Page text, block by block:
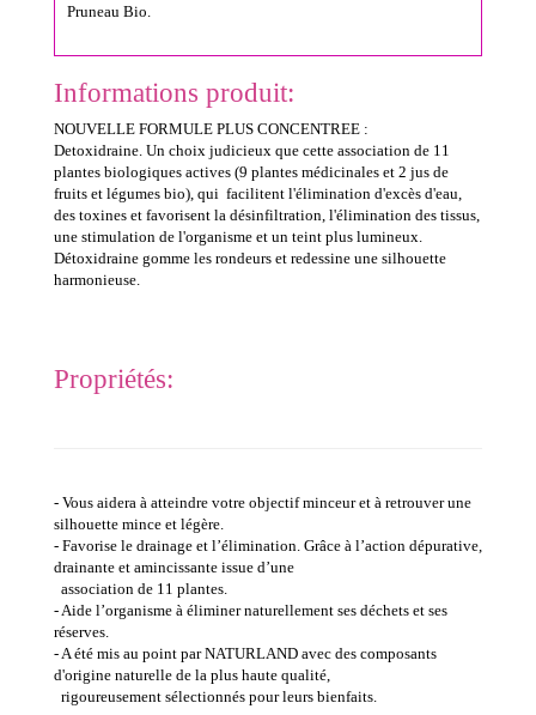
Pruneau Bio.
Informations produit:
NOUVELLE FORMULE PLUS CONCENTREE :
Detoxidraine. Un choix judicieux que cette association de 11
plantes biologiques actives (9 plantes médicinales et 2 jus de
fruits et légumes bio), qui facilitent l'élimination d'excès d'eau,
des toxines et favorisent la désinfiltration, l'élimination des tissus,
une stimulation de l'organisme et un teint plus lumineux.
Détoxidraine gomme les rondeurs et redessine une silhouette
harmonieuse.
Propriétés:
- Vous aidera à atteindre votre objectif minceur et à retrouver une
silhouette mince et légère.
- Favorise le drainage et l’élimination. Grâce à l’action dépurative,
drainante et amincissante issue d’une
association de 11 plantes.
- Aide l’organisme à éliminer naturellement ses déchets et ses
réserves.
- A été mis au point par NATURLAND avec des composants
d'origine naturelle de la plus haute qualité,
rigoureusement sélectionnés pour leurs bienfaits.